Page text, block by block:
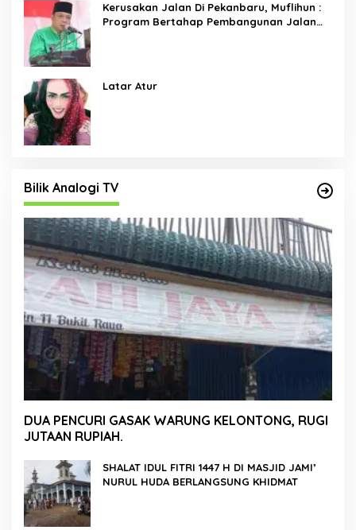
Kerusakan Jalan Di Pekanbaru, Muflihun :
Program Bertahap Pembangunan Jalan
Latar Atur
Bilik Analogi TV
DUA PENCURI GASAK WARUNG KELONTONG, RUGI
JUTAAN RUPIAH.
SHALAT IDUL FITRI 1447 H DI MASJID JAMI’
NURUL HUDA BERLANGSUNG KHIDMAT